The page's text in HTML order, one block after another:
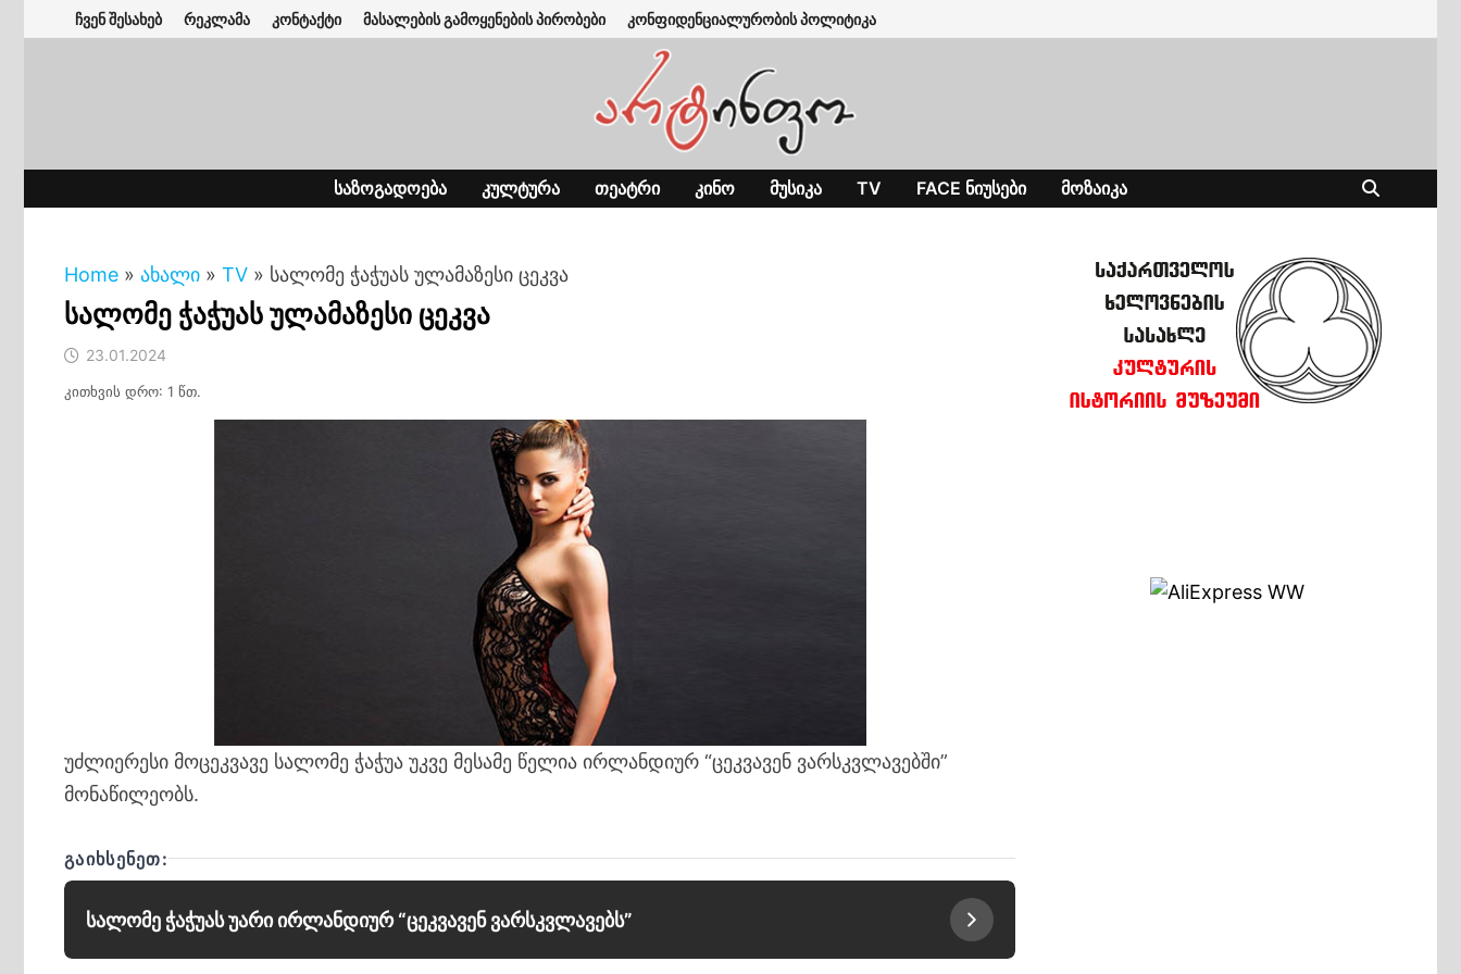
to
ჩვენ შესახებ რეკლამა კონტაქტი მასალების გამოყენების პირობები კონფიდენციალურობის პოლიტიკა
ᲡᲐᲖᲝᲒᲐᲓᲝᲔᲑᲐ ᲙᲣᲚᲢᲣᲠᲐ ᲗᲔᲐᲢᲠᲘ ᲙᲘᲜᲝ ᲛᲣᲡᲘᲙᲐ TV FACE ᲜᲘᲣᲡᲔᲑᲘ ᲛᲝᲖᲐᲘᲙᲐ
Home » ახალი » TV » სალომე ჭაჭუას ულამაზესი ცეკვა
სალომე ჭაჭუას ულამაზესი ცეკვა
23.01.2024
კითხვის დრო: 1 წთ.
უძლიერესი მოცეკვავე სალომე ჭაჭუა უკვე მესამე წელია ირლანდიურ “ცეკვავენ ვარსკვლავებში”
მონაწილეობს.
ᲒᲐᲘᲮᲡᲔᲜᲔᲗ:
სალომე ჭაჭუას უარი ირლანდიურ “ცეკვავენ ვარსკვლავებს”